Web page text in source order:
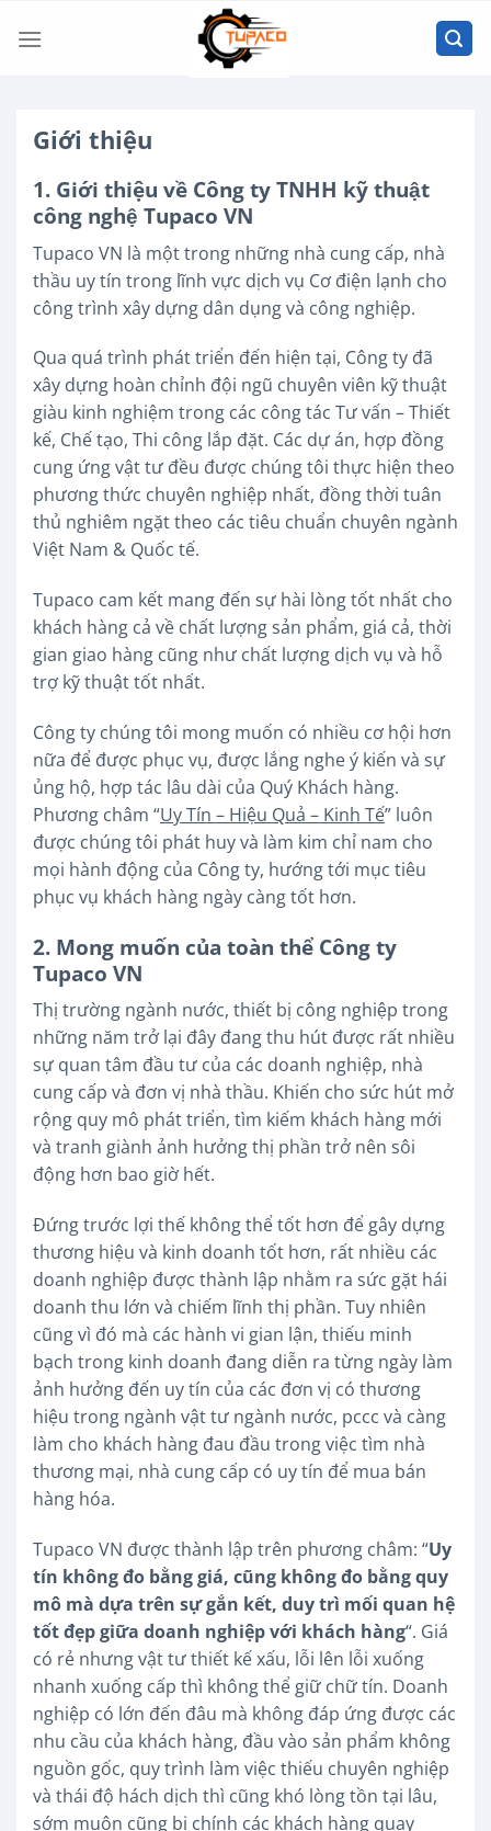
đến
Giới thiệu
1. Giới thiệu về Công ty TNHH kỹ thuật
công nghệ Tupaco VN
Tupaco VN là một trong những nhà cung cấp, nhà
thầu uy tín trong lĩnh vực dịch vụ Cơ điện lạnh cho
công trình xây dựng dân dụng và công nghiệp.
Qua quá trình phát triển đến hiện tại, Công ty đã
xây dựng hoàn chỉnh đội ngũ chuyên viên kỹ thuật
giàu kinh nghiệm trong các công tác Tư vấn – Thiết
kế, Chế tạo, Thi công lắp đặt. Các dự án, hợp đồng
cung ứng vật tư đều được chúng tôi thực hiện theo
phương thức chuyên nghiệp nhất, đồng thời tuân
thủ nghiêm ngặt theo các tiêu chuẩn chuyên ngành
Việt Nam & Quốc tế.
Tupaco cam kết mang đến sự hài lòng tốt nhất cho
khách hàng cả về chất lượng sản phẩm, giá cả, thời
gian giao hàng cũng như chất lượng dịch vụ và hỗ
trợ kỹ thuật tốt nhất.
Công ty chúng tôi mong muốn có nhiều cơ hội hơn
nữa để được phục vụ, được lắng nghe ý kiến và sự
ủng hộ, hợp tác lâu dài của Quý Khách hàng.
Phương châm “Uy Tín – Hiệu Quả – Kinh Tế” luôn
được chúng tôi phát huy và làm kim chỉ nam cho
mọi hành động của Công ty, hướng tới mục tiêu
phục vụ khách hàng ngày càng tốt hơn.
2. Mong muốn của toàn thể Công ty
Tupaco VN
Thị trường ngành nước, thiết bị công nghiệp trong
những năm trở lại đây đang thu hút được rất nhiều
sự quan tâm đầu tư của các doanh nghiệp, nhà
cung cấp và đơn vị nhà thầu. Khiến cho sức hút mở
rộng quy mô phát triển, tìm kiếm khách hàng mới
và tranh giành ảnh hưởng thị phần trở nên sôi
động hơn bao giờ hết.
Đứng trước lợi thế không thể tốt hơn để gây dựng
thương hiệu và kinh doanh tốt hơn, rất nhiều các
doanh nghiệp được thành lập nhằm ra sức gặt hái
doanh thu lớn và chiếm lĩnh thị phần. Tuy nhiên
cũng vì đó mà các hành vi gian lận, thiếu minh
bạch trong kinh doanh đang diễn ra từng ngày làm
ảnh hưởng đến uy tín của các đơn vị có thương
hiệu trong ngành vật tư ngành nước, pccc và càng
làm cho khách hàng đau đầu trong việc tìm nhà
thương mại, nhà cung cấp có uy tín để mua bán
hàng hóa.
Tupaco VN được thành lập trên phương châm: “Uy
tín không đo bằng giá, cũng không đo bằng quy
mô mà dựa trên sự gắn kết, duy trì mối quan hệ
tốt đẹp giữa doanh nghiệp với khách hàng“. Giá
có rẻ nhưng vật tư thiết kế xấu, lỗi lên lỗi xuống
nhanh xuống cấp thì không thể giữ chữ tín. Doanh
nghiệp có lớn đến đâu mà không đáp ứng được các
nhu cầu của khách hàng, đầu vào sản phẩm không
nguồn gốc, quy trình làm việc thiếu chuyên nghiệp
và thái độ hách dịch thì cũng khó lòng tồn tại lâu,
sớm muộn cũng bị chính các khách hàng quay